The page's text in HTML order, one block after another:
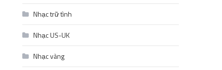
Nhạc trữ tình
Nhạc US-UK
Nhạc vàng